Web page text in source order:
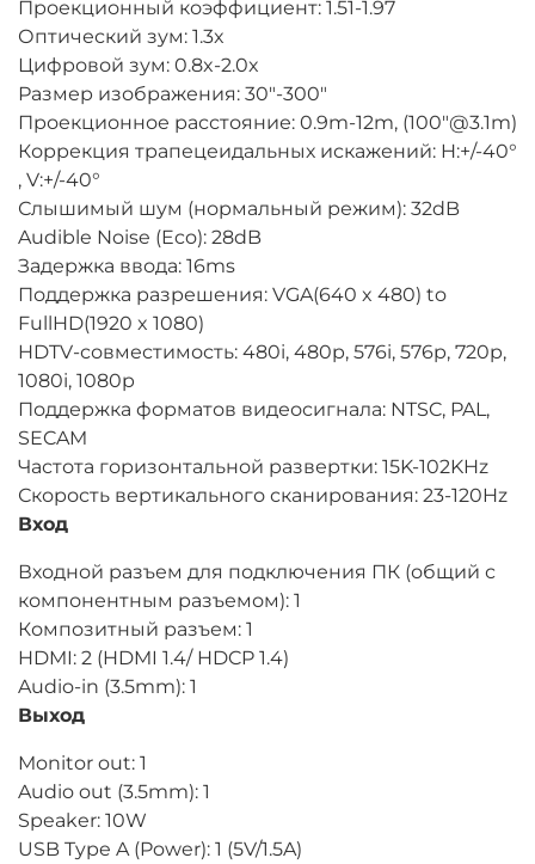
Проекционный коэффициент: 1.51-1.97
Оптический зум: 1.3x
Цифровой зум: 0.8x-2.0x
Размер изображения: 30"-300"
Проекционное расстояние: 0.9m-12m, (100"@3.1m)
Коррекция трапецеидальных искажений: H:+/-40°
, V:+/-40°
Слышимый шум (нормальный режим): 32dB
Audible Noise (Eco): 28dB
Задержка ввода: 16ms
Поддержка разрешения: VGA(640 x 480) to
FullHD(1920 x 1080)
HDTV-совместимость: 480i, 480p, 576i, 576p, 720p,
1080i, 1080p
Поддержка форматов видеосигнала: NTSC, PAL,
SECAM
Частота горизонтальной развертки: 15K-102KHz
Скорость вертикального сканирования: 23-120Hz
Вход
Входной разъем для подключения ПК (общий с
компонентным разъемом): 1
Композитный разъем: 1
HDMI: 2 (HDMI 1.4/ HDCP 1.4)
Audio-in (3.5mm): 1
Выход
Monitor out: 1
Audio out (3.5mm): 1
Speaker: 10W
USB Type A (Power): 1 (5V/1.5A)